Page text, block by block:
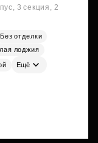
3 секция, 2
Без отделки
лоджия
Ещё